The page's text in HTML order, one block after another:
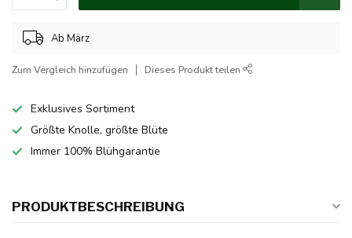
Ab März
Zum Vergleich hinzufügen Dieses Produkt teilen
Exklusives Sortiment
Größte Knolle, größte Blüte
Immer 100% Blühgarantie
PRODUKTBESCHREIBUNG